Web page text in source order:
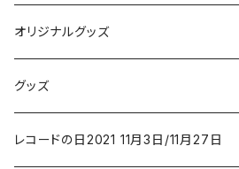
コメディ
ファンタジー/アドベンチャー
アニメーション
New Order
Jazz
オリジナルグッズ
コーヒー
洋服
グッズ
レコードの日2021 11月3日/11月27日